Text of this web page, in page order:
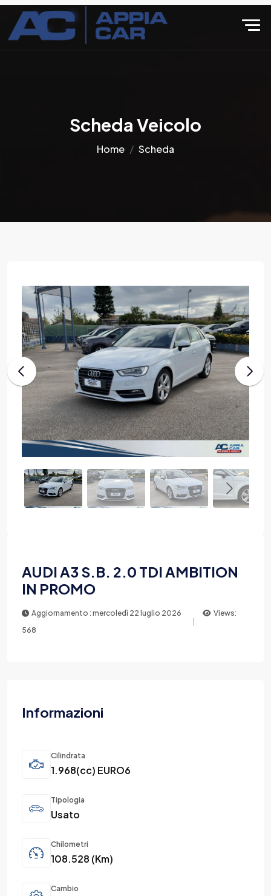
Scheda Veicolo
Home Scheda
AUDI A3 S.B. 2.0 TDI AMBITION
IN PROMO
Aggiornamento : mercoledì 22 luglio 2026
Views:
568
Informazioni
Cilindrata
1.968(cc) EURO6
Tipologia
Usato
Chilometri
108.528 (Km)
Cambio